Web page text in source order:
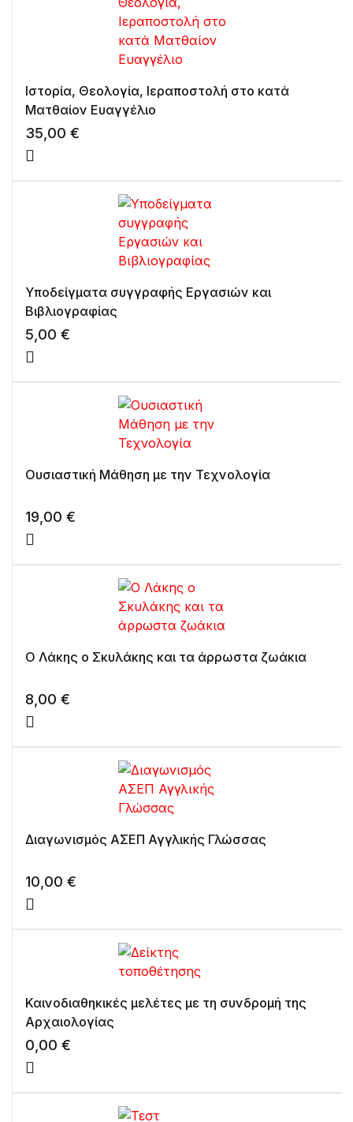
Ιστορία, Θεολογία, Ιεραποστολή στο κατά
Ματθαίον Ευαγγέλιο
35,00 €
Υποδείγματα συγγραφής Εργασιών και
Βιβλιογραφίας
5,00 €
Ουσιαστική Μάθηση με την Τεχνολογία
19,00 €
Ο Λάκης ο Σκυλάκης και τα άρρωστα ζωάκια
8,00 €
Διαγωνισμός ΑΣΕΠ Αγγλικής Γλώσσας
10,00 €
Καινοδιαθηκικές μελέτες με τη συνδρομή της
Αρχαιολογίας
0,00 €